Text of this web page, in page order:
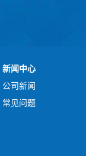
新闻中心
公司新闻
常见问题